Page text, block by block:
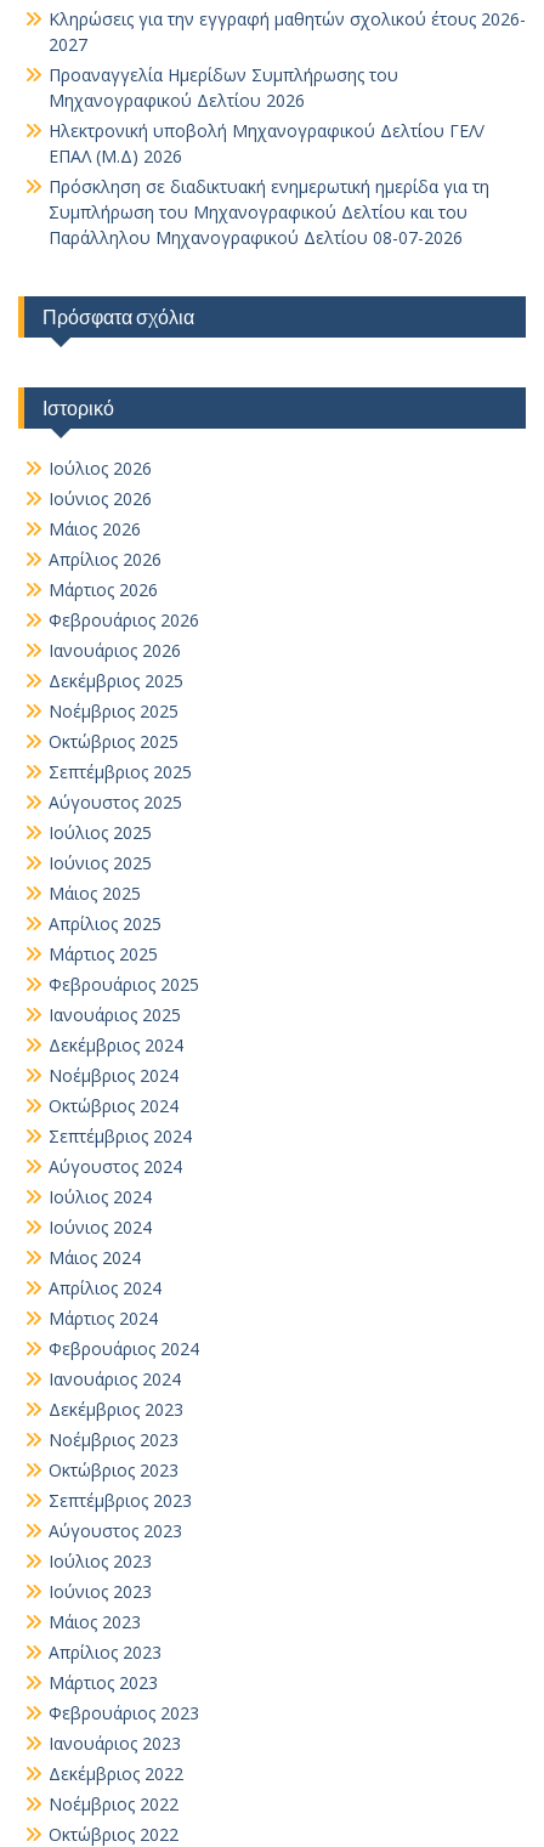
Κληρώσεις για την εγγραφή μαθητών σχολικού έτους 2026-
2027
Προαναγγελία Ημερίδων Συμπλήρωσης του
Μηχανογραφικού Δελτίου 2026
Ηλεκτρονική υποβολή Μηχανογραφικού Δελτίου ΓΕΛ/
ΕΠΑΛ (Μ.Δ) 2026
Πρόσκληση σε διαδικτυακή ενημερωτική ημερίδα για τη
Συμπλήρωση του Μηχανογραφικού Δελτίου και του
Παράλληλου Μηχανογραφικού Δελτίου 08-07-2026
Πρόσφατα σχόλια
Ιστορικό
Ιούλιος 2026
Ιούνιος 2026
Μάιος 2026
Απρίλιος 2026
Μάρτιος 2026
Φεβρουάριος 2026
Ιανουάριος 2026
Δεκέμβριος 2025
Νοέμβριος 2025
Οκτώβριος 2025
Σεπτέμβριος 2025
Αύγουστος 2025
Ιούλιος 2025
Ιούνιος 2025
Μάιος 2025
Απρίλιος 2025
Μάρτιος 2025
Φεβρουάριος 2025
Ιανουάριος 2025
Δεκέμβριος 2024
Νοέμβριος 2024
Οκτώβριος 2024
Σεπτέμβριος 2024
Αύγουστος 2024
Ιούλιος 2024
Ιούνιος 2024
Μάιος 2024
Απρίλιος 2024
Μάρτιος 2024
Φεβρουάριος 2024
Ιανουάριος 2024
Δεκέμβριος 2023
Νοέμβριος 2023
Οκτώβριος 2023
Σεπτέμβριος 2023
Αύγουστος 2023
Ιούλιος 2023
Ιούνιος 2023
Μάιος 2023
Απρίλιος 2023
Μάρτιος 2023
Φεβρουάριος 2023
Ιανουάριος 2023
Δεκέμβριος 2022
Νοέμβριος 2022
Οκτώβριος 2022